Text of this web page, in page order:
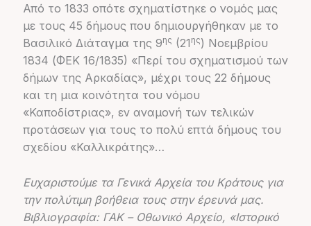
Από το 1833 οπότε σχηματίστηκε ο νομός μας
με τους 45 δήμους που δημιουργήθηκαν με το
Βασιλικό Διάταγμα της 9ης (21 ης) Νοεμβρίου
1834 (ΦΕΚ 16/1835) «Περί του σχηματισμού των
δήμων της Αρκαδίας», μέχρι τους 22 δήμους
και τη μια κοινότητα του νόμου
«Καποδίστριας», εν αναμονή των τελικών
προτάσεων για τους το πολύ επτά δήμους του
σχεδίου «Καλλικράτης»…
Ευχαριστούμε τα Γενικά Αρχεία του Κράτους για
την πολύτιμη βοήθεια τους στην έρευνά μας.
Βιβλιογραφία: ΓΑΚ – Οθωνικό Αρχείο, «Ιστορικό